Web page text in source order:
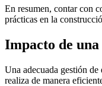
En resumen, contar con
prácticas en la
Impacto de
Una adecuada gestión
realiza de manera